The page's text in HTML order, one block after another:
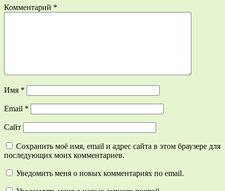
Комментарий *
Имя *
Email *
Сайт
Сохранить моё имя, email и адрес сайта в этом браузере для
последующих моих комментариев.
Уведомить меня о новых комментариях по email.